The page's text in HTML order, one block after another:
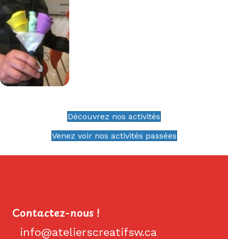
Découvrez nos activités
Venez voir nos activités passées
Contactez-nous !
info@atelierscreatifsw.ca